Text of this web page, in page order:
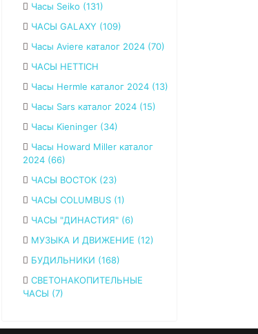
Часы Seiko (131)
ЧАСЫ GALAXY (109)
Часы Aviere каталог 2024 (70)
ЧАСЫ HETTICH
Часы Hermle каталог 2024 (13)
Часы Sars каталог 2024 (15)
Часы Kieninger (34)
Часы Howard Miller каталог
2024 (66)
ЧАСЫ ВОСТОК (23)
ЧАСЫ COLUMBUS (1)
ЧАСЫ "ДИНАСТИЯ" (6)
МУЗЫКА И ДВИЖЕНИЕ (12)
БУДИЛЬНИКИ (168)
СВЕТОНАКОПИТЕЛЬНЫЕ
ЧАСЫ (7)